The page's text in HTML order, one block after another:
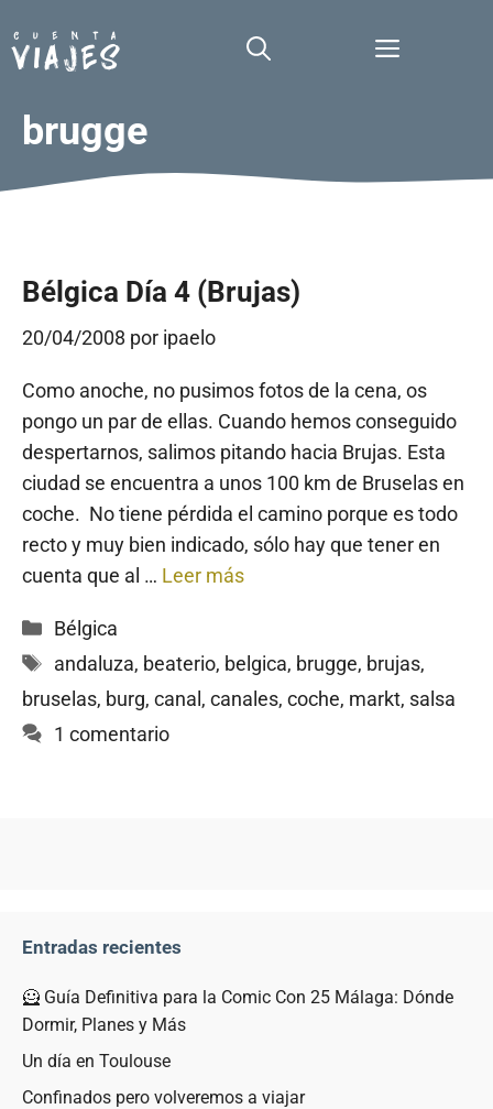
al
contenido
Menú
brugge
Bélgica Día 4 (Brujas)
20/04/2008 por ipaelo
Como anoche, no pusimos fotos de la cena, os
pongo un par de ellas. Cuando hemos conseguido
despertarnos, salimos pitando hacia Brujas. Esta
ciudad se encuentra a unos 100 km de Bruselas en
coche. No tiene pérdida el camino porque es todo
recto y muy bien indicado, sólo hay que tener en
cuenta que al … Leer más
Categorías
Bélgica
Etiquetas
andaluza, beaterio, belgica, brugge, brujas,
bruselas, burg, canal , canales, coche, markt, salsa
1 comentario
Entradas recientes
🦸 Guía Definitiva para la Comic Con 25 Málaga: Dónde
Dormir, Planes y Más
Un día en Toulouse
Confinados pero volveremos a viajar